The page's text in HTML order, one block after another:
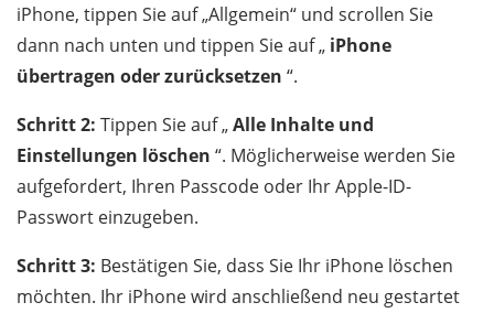
iPhone, tippen Sie auf „Allgemein“ und scrollen Sie
dann nach unten und tippen Sie auf „ iPhone
übertragen oder zurücksetzen “.
Schritt 2: Tippen Sie auf „Alle Inhalte und
Einstellungen löschen “. Möglicherweise werden Sie
aufgefordert, Ihren Passcode oder Ihr Apple-ID-
Passwort einzugeben.
Schritt 3: Bestätigen Sie, dass Sie Ihr iPhone löschen
möchten. Ihr iPhone wird anschließend neu gestartet